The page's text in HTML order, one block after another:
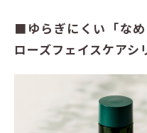
■ゆらぎにくい「な
ローズフェイスケアシ